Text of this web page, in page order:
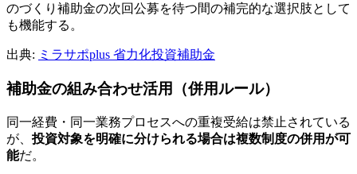
のづくり補助金の次回公募を待つ間の補完的な選択肢として
も機能する。
出典: ミラサポplus 省力化投資補助金
補助金の組み合わせ活用（併用ルール）
同一経費・同一業務プロセスへの重複受給は禁止されている
が、投資対象を明確に分けられる場合は複数制度の併用が可
能だ。